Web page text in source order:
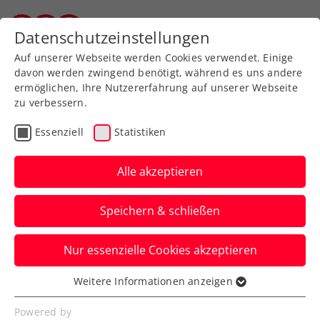
Zurück zur Newsübersicht
WTA
Linz ist bereit für den
sportlichen Höhepunkt
des Jahres
Am Sonntag, 26. Jänner, startet das Upper
Austria Ladies Linz im Design Center Linz
mit der Qualifikation.
Verfasst von: Presseaussendung / Redaktion, 24.01.2025
Datenschutzeinstellungen
Auf unserer Webseite werden Cookies verwendet. Einige
davon werden zwingend benötigt, während es uns andere
ermöglichen, Ihre Nutzererfahrung auf unserer Webseite
zu verbessern.
Essenziell Statistiken
Alle akzeptieren
Speichern & schließen
Nur essenzielle Cookies akzeptieren
Essenziell
Essenzielle Cookies werden für grundlegende
Weitere Informationen anzeigen
Powered by